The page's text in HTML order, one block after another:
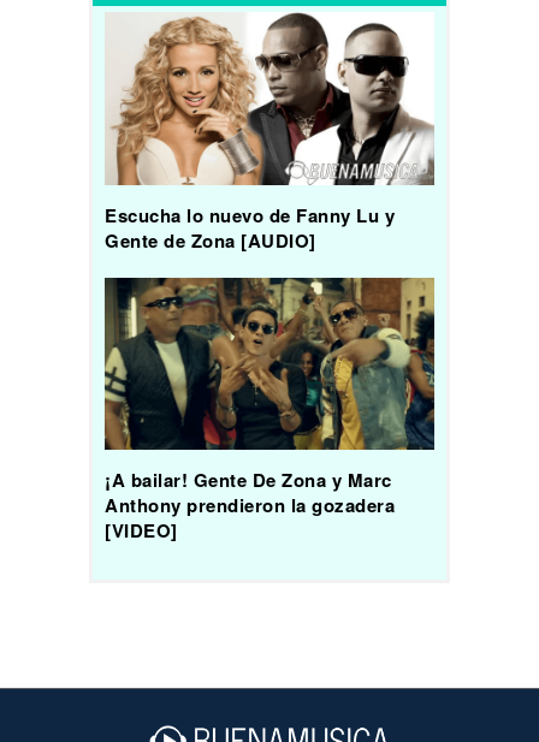
Escucha lo nuevo de Fanny Lu y
Gente de Zona [AUDIO]
¡A bailar! Gente De Zona y Marc
Anthony prendieron la gozadera
[VIDEO]